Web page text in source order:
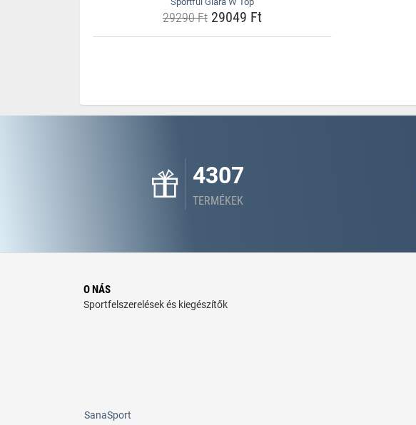
29290 Ft29049 Ft
4307
TERMÉKEK
O NÁS
Sportfelszerelések és kiegészítők
SanaSport